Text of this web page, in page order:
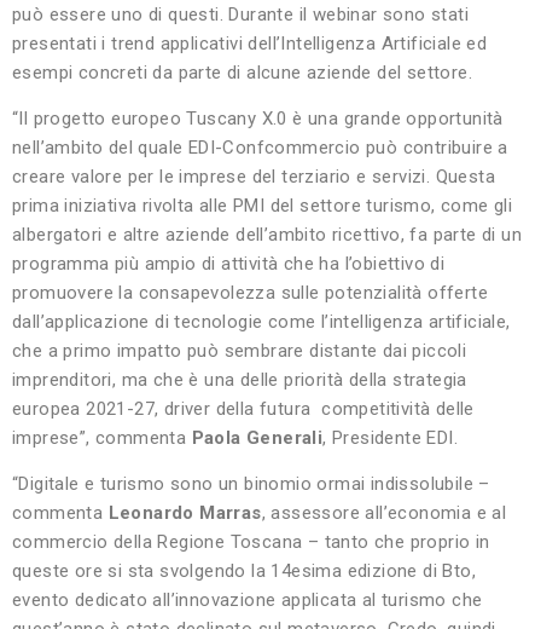
può essere uno di questi. Durante il webinar sono stati
presentati i trend applicativi dell’Intelligenza Artificiale ed
esempi concreti da parte di alcune aziende del settore.
“Il progetto europeo Tuscany X.0 è una grande opportunità
nell’ambito del quale EDI-Confcommercio può contribuire a
creare valore per le imprese del terziario e servizi. Questa
prima iniziativa rivolta alle PMI del settore turismo, come gli
albergatori e altre aziende dell’ambito ricettivo, fa parte di un
programma più ampio di attività che ha l’obiettivo di
promuovere la consapevolezza sulle potenzialità offerte
dall’applicazione di tecnologie come l’intelligenza artificiale,
che a primo impatto può sembrare distante dai piccoli
imprenditori, ma che è una delle priorità della strategia
europea 2021-27, driver della futura competitività delle
imprese”, commenta Paola Generali, Presidente EDI.
“Digitale e turismo sono un binomio ormai indissolubile –
commenta Leonardo Marras, assessore all’economia e al
commercio della Regione Toscana – tanto che proprio in
queste ore si sta svolgendo la 14esima edizione di Bto,
evento dedicato all’innovazione applicata al turismo che